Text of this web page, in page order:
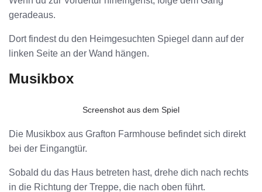
geradeaus.
Dort findest du den Heimgesuchten Spiegel dann auf der
linken Seite an der Wand hängen.
Musikbox
Screenshot aus dem Spiel
Die Musikbox aus Grafton Farmhouse befindet sich direkt
bei der Eingangtür.
Sobald du das Haus betreten hast, drehe dich nach rechts
in die Richtung der Treppe, die nach oben führt.